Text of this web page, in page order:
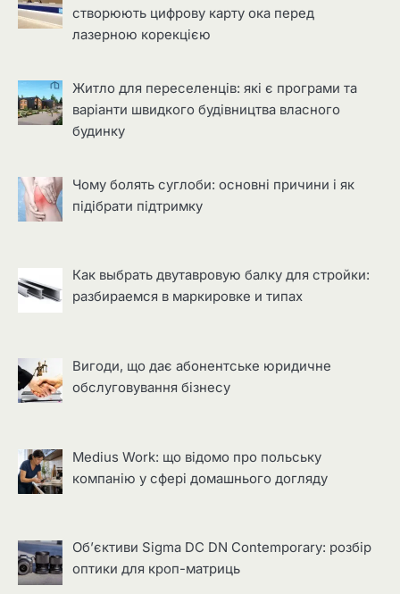
створюють цифрову карту ока перед
лазерною корекцією
Житло для переселенців: які є програми та
варіанти швидкого будівництва власного
будинку
Чому болять суглоби: основні причини і як
підібрати підтримку
Как выбрать двутавровую балку для стройки:
разбираемся в маркировке и типах
Вигоди, що дає абонентське юридичне
обслуговування бізнесу
Medius Work: що відомо про польську
компанію у сфері домашнього догляду
Об’єктиви Sigma DC DN Contemporary: розбір
оптики для кроп-матриць